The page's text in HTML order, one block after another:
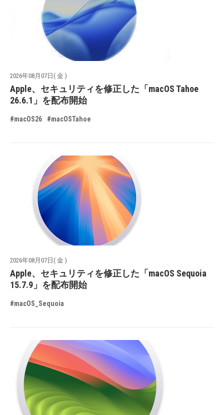
2026年08月07日( 金 )
Apple、セキュリティを修正した「macOS Tahoe
26.6.1」を配布開始
#macOS26 #macOSTahoe
2026年08月07日( 金 )
Apple、セキュリティを修正した「macOS Sequoia
15.7.9」を配布開始
#macOS_Sequoia